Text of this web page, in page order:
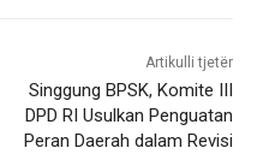
Artikulli tjetër
Singgung BPSK, Komite III
DPD RI Usulkan Penguatan
Peran Daerah dalam Revisi